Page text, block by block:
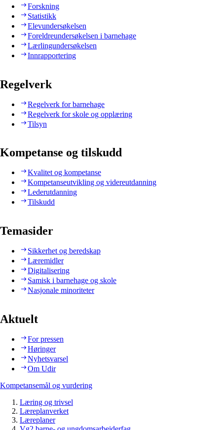
Forskning
Statistikk
Elevundersøkelsen
Foreldreundersøkelsen i barnehage
Lærlingundersøkelsen
Innrapportering
Regelverk
Regelverk for barnehage
Regelverk for skole og opplæring
Tilsyn
Kompetanse og tilskudd
Kvalitet og kompetanse
Kompetanseutvikling og videreutdanning
Lederutdanning
Tilskudd
Temasider
Sikkerhet og beredskap
Læremidler
Digitalisering
Samisk i barnehage og skole
Nasjonale minoriteter
Aktuelt
For pressen
Høringer
Nyhetsvarsel
Om Udir
Kompetansemål og vurdering
Læring og trivsel
Læreplanverket
Læreplaner